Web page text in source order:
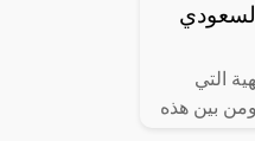
التي
بين هذه